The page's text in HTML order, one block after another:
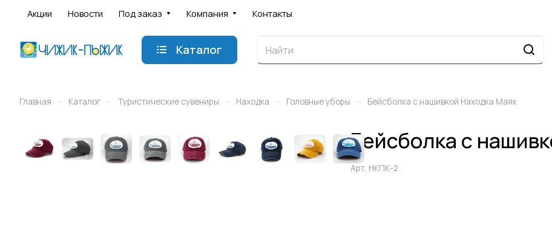
Акции Новости Под заказ Компания Контакты
Каталог
Главная – Каталог – Туристические сувениры – Находка – Головные уборы – Бейсболка с нашивкой Находка Маяк
Бейсболка с
Арт. НКПК-2